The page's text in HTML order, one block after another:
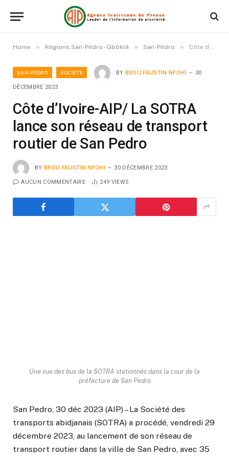
Home » Régions San-Pédro - Gbôklê » San-Pédro » Côte d’Ivoire-AIP/ La SOTRA lance son réseau de transport routier de San Pedro
SAN-PÉDRO SOCIÉTÉ BY BROU FAUSTIN NFOHI 30
DÉCEMBRE 2023
Côte d’Ivoire-AIP/ La SOTRA
lance son réseau de transport
routier de San Pedro
BY BROU FAUSTIN NFOHI 30 DÉCEMBRE 2023
AUCUN COMMENTAIRE 249 VIEWS
Une vue des bus de la SOTRA stationnés dans la cour de la
préfecture de San Pedro
San Pedro, 30 déc 2023 (AIP) – La Société des
transports abidjanais (SOTRA) a procédé, vendredi 29
décembre 2023, au lancement de son réseau de
transport routier dans la ville de San Pedro, avec 35